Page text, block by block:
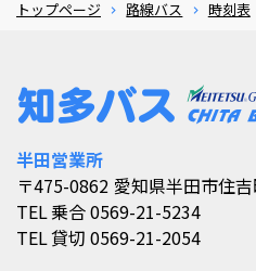
トップページ 路線バス 時刻表
半田営業所
〒475-0862 愛知県半田市住
TEL乗合 0569-21-5234
TEL貸切 0569-21-2054